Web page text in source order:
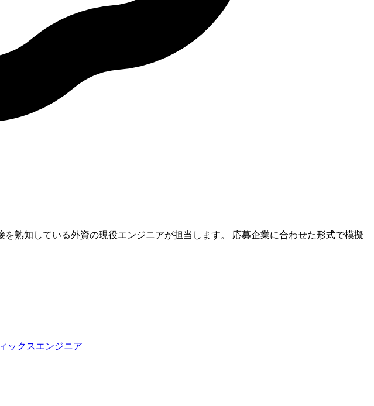
熟知している外資の現役エンジニアが担当します。 応募企業に合わせた形式で模擬
ックスエンジニア